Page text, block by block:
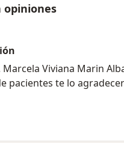
opiniones
Marcela Viviana Marin
pacientes te lo